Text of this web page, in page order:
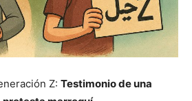
Z: Testimonio de una